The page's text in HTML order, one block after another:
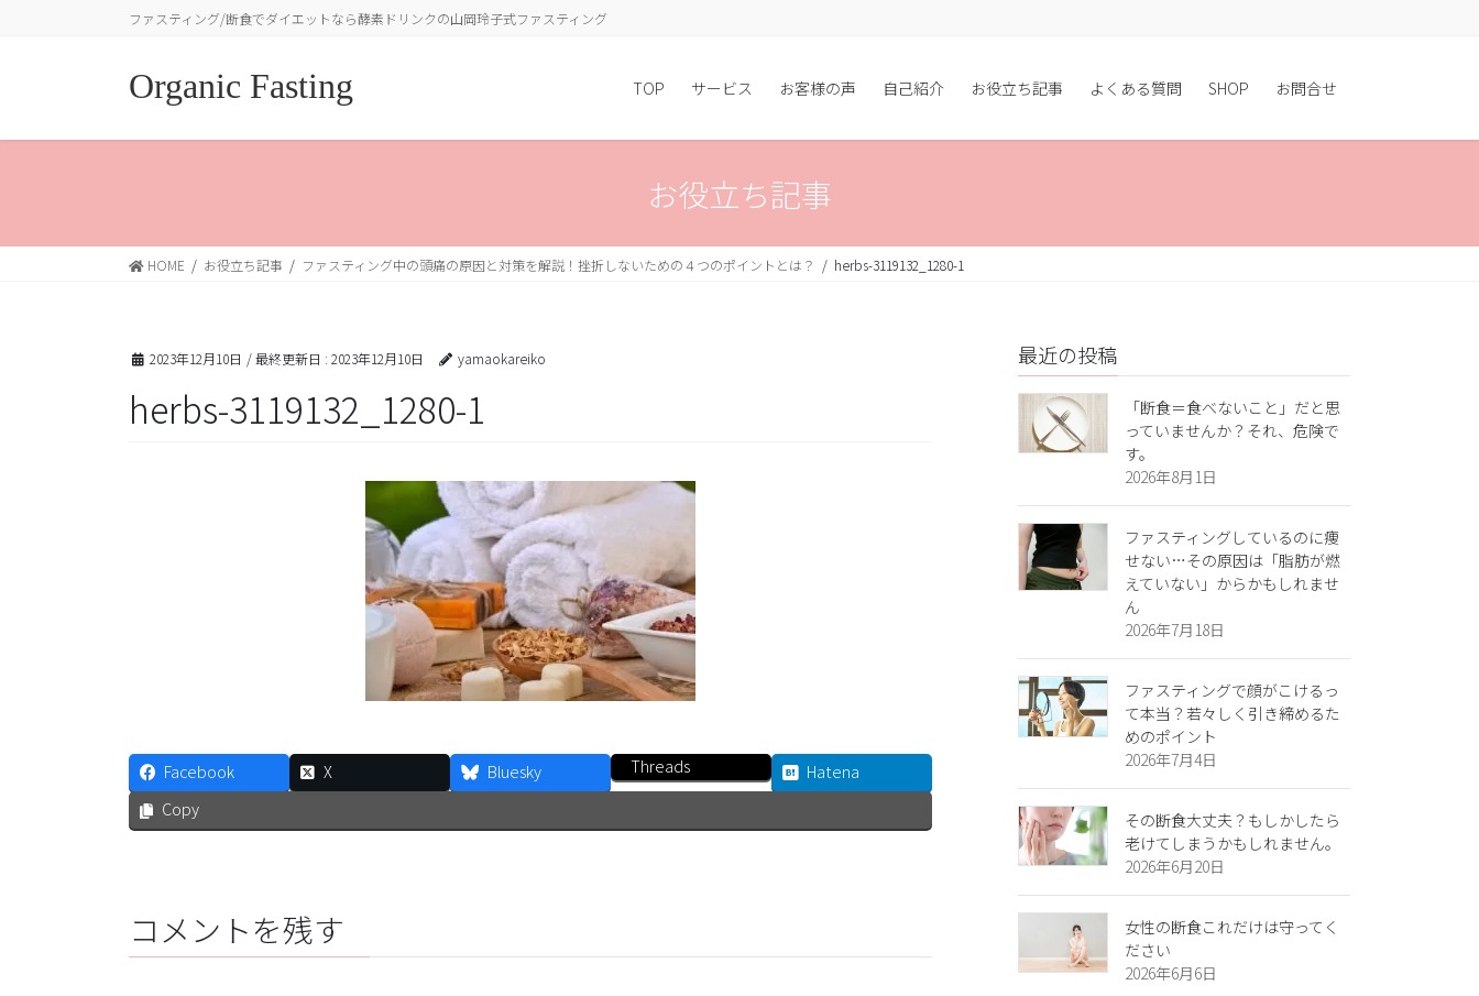
に
ョ
動
ファスティング/断食でダイエットなら酵素ドリンクの山岡玲子式ファスティング
Organic Fasting TOP サービス お客様の声 自己紹介 お役立ち記事 よくある質問 SHOP お問合せ
お役立ち記事
HOME お役立ち記事 ファスティング中の頭痛の原因と対策を解説！挫折しないための４つのポイントとは？ herbs-3119132_1280-1
2023年12月10日 / 最終更新日 : 2023年12月10日 yamaokareiko
herbs-3119132_1280-1
Facebook X Bluesky Threads
Hatena
Copy
コメントを残す
最近の投稿
「断食＝食べないこと」だと思
っていませんか？それ、危険で
す。
2026年8月1日
ファスティングしているのに痩
せない…その原因は「脂肪が燃
えていない」からかもしれませ
ん
2026年7月18日
ファスティングで顔がこけるっ
て本当？若々しく引き締めるた
めのポイント
2026年7月4日
その断食大丈夫？もしかしたら
老けてしまうかもしれません。
2026年6月20日
女性の断食これだけは守ってく
ださい
2026年6月6日